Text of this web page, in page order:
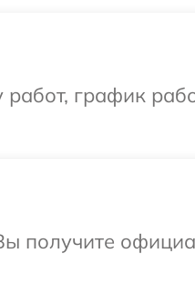
график
получите